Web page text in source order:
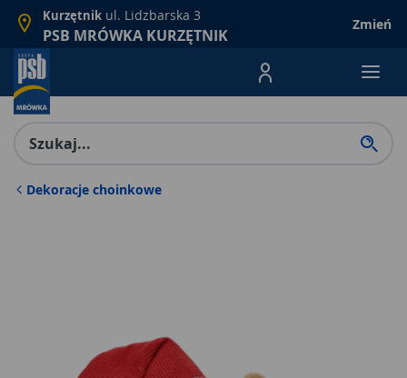
Kurzętnik ul. Lidzbarska 3
PSB MRÓWKA KURZĘTNIK
Zmień
Menu Produktów,
Dekoracje choinkowe